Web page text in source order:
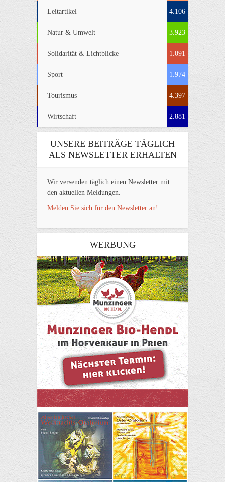
Leitartikel 4.106
Natur & Umwelt 3.923
Solidarität & Lichtblicke 1.091
Sport 1.974
Tourismus 4.397
Wirtschaft 2.881
UNSERE BEITRÄGE TÄGLICH
ALS NEWSLETTER ERHALTEN
Wir versenden täglich einen Newsletter mit
den aktuellen Meldungen.
Melden Sie sich für den Newsletter an!
WERBUNG